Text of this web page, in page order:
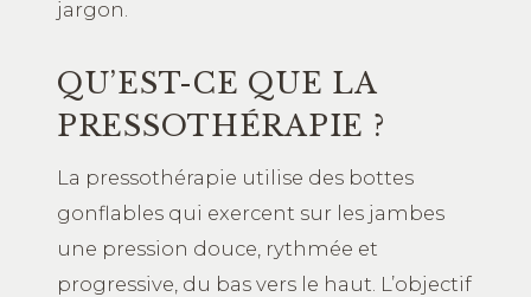
jargon.
QU’EST-CE QUE LA
PRESSOTHÉRAPIE ?
La pressothérapie utilise des bottes
gonflables qui exercent sur les jambes
une pression douce, rythmée et
progressive, du bas vers le haut. L’objectif